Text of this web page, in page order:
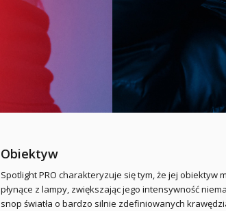
Obiektyw
Spotlight PRO charakteryzuje się tym, że jej obiektyw
płynące z lampy, zwiększając jego intensywność
snop światła o bardzo silnie zdefiniowanych